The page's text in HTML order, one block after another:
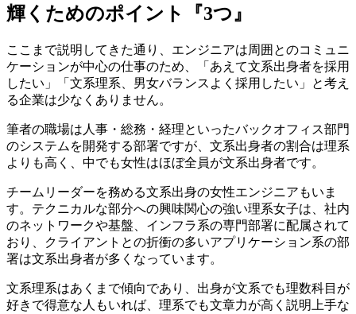
輝くためのポイント『3つ』
ここまで説明してきた通り、エンジニアは周囲とのコミュニ
ケーションが中心の仕事のため、「あえて文系出身者を採用
したい」「文系理系、男女バランスよく採用したい」と考え
る企業は少なくありません。
筆者の職場は人事・総務・経理といったバックオフィス部門
のシステムを開発する部署ですが、 文系出身者の割合は理系
よりも高く、中でも女性はほぼ全員が文系出身者です。
チームリーダーを務める文系出身の女性エンジニアもいま
す。テクニカルな部分への興味関心の強い理系女子は、社内
のネットワークや基盤、インフラ系の専門部署に配属されて
おり、クライアントとの折衝の多いアプリケーション系の部
署は文系出身者が多くなっています。
文系理系はあくまで傾向であり、出身が文系でも理数科目が
好きで得意な人もいれば、理系でも文章力が高く説明上手な